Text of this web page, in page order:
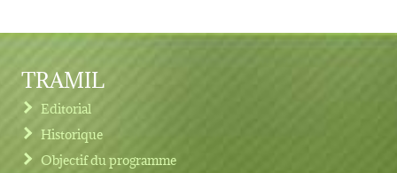
TRAMIL
Editorial
Historique
Objectif du programme